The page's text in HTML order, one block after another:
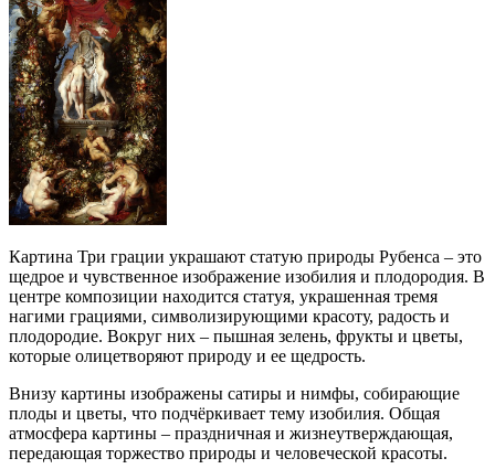
Картина Три грации украшают статую природы Рубенса – это
щедрое и чувственное изображение изобилия и плодородия. В
центре композиции находится статуя, украшенная тремя
нагими грациями, символизирующими красоту, радость и
плодородие. Вокруг них – пышная зелень, фрукты и цветы,
которые олицетворяют природу и ее щедрость.
Внизу картины изображены сатиры и нимфы, собирающие
плоды и цветы, что подчёркивает тему изобилия. Общая
атмосфера картины – праздничная и жизнеутверждающая,
передающая торжество природы и человеческой красоты.